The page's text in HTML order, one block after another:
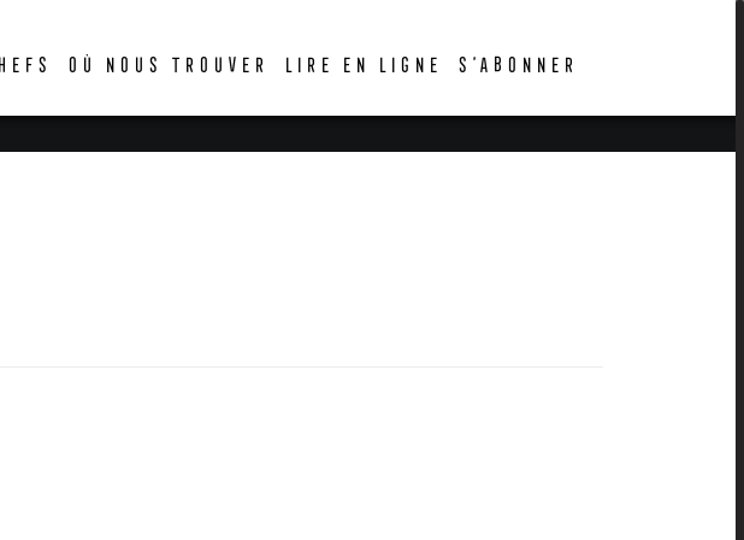
OÙ NOUS TROUVER LIRE EN LIGNE S’ABONNER